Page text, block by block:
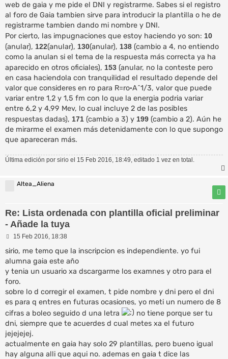
a
e
web de gaia y me pide el DNI y registrarme. Sabes si el registro
al foro de Gaia tambien sirve para introducir la plantilla o he de
registrarme tambien dando mi nombre y DNI.
Por cierto, las impugnaciones que estoy haciendo yo son: 10
(anular), 122(anular), 130(anular), 138 (cambio a 4, no entiendo
como la anulan si el tema de la respuesta más correcta ya ha
aparecido en otros oficiales), 153 (anular, no la conteste pero
en casa haciendola con tranquilidad el resultado depende del
valor que consideres en ro para R=ro·A^1/3, valor que puede
variar entre 1,2 y 1,5 fm con lo que la energia podria variar
entre 6,2 y 4,99 Mev, lo cual incluye 2 de las posibles
respuestas dadas), 171 (cambio a 3) y 199 (cambio a 2). Aún he
de mirarme el examen más detenidamente con lo que supongo
que apareceran más.
Última edición por sirio el 15 Feb 2016, 18:49, editado 1 vez en total.
Altea_Aliena
Re: Lista ordenada con plantilla oficial preliminar
- Añade la tuya
M
n
a
j
e
15 Feb 2016, 18:38
sirio, me temo que la inscripcion es independiente. yo fui
alumna gaia este año
y tenia un usuario xa dscargarme los examnes y otro para el
foro.
sobre lo d corregir el examen, t pide nombre y dni pero el dni
es para q entres en futuras ocasiones, yo meti un numero de 8
cifras a boleo seguido d una letra
no tiene porque ser tu
dni, siempre que te acuerdes d cual metes xa el futuro
jejejejej.
actualmente en gaia hay solo 29 plantillas, pero bueno igual
hay alguna alli que aqui no. ademas en gaia t dice las